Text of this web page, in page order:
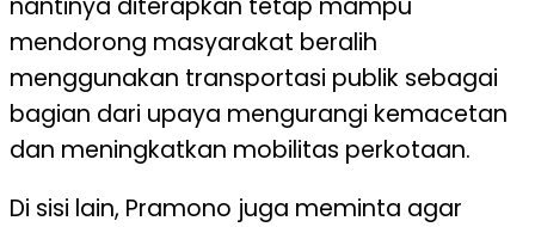
nantinya diterapkan tetap mampu
mendorong masyarakat beralih
menggunakan transportasi publik sebagai
bagian dari upaya mengurangi kemacetan
dan meningkatkan mobilitas perkotaan.
Di sisi lain, Pramono juga meminta agar